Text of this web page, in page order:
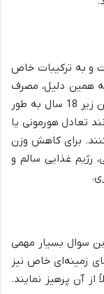
و به ترکیبات خاص
همین دلیل، مصرف
دمنوش لاغری دکتر بیز برای کودکان و نوجوانان زیر 18 سال به طور
تعادل هورمونی یا
برای کاهش وزن
رژیم غذایی سالم و
سوال بسیار مهمی
زمینه‌ای خاص نیز
آن پرهیز نمایند.